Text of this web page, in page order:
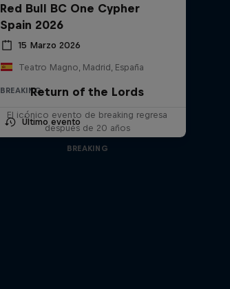
Red Bull BC One Cypher
Spain 2026
15 Marzo 2026
Teatro Magno, Madrid, España
BREAKING
Último evento
Return of the Lords
El icónico evento de breaking regresa
después de 20 años
BREAKING